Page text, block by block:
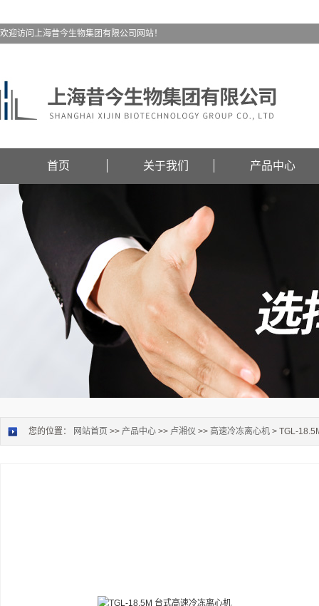
欢迎访问上海昔今生物集团有限公司网站！
首页 关于我们 产品中心
您的位置： 网站首页 >> 产品中心 >> 卢湘仪 >> 高速冷冻离心机 > TGL-